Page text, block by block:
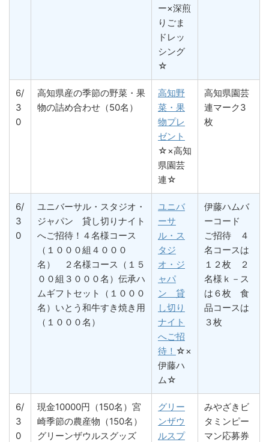
ー×深煎
りごま
ドレッ
シング
☆
6/
3
0
高知県産の季節の野菜・果
物の詰め合わせ（50名）
高知野
菜・果
物プレ
ゼント
☆×高知
県園芸
連☆
高知県園芸
連マーク3
枚
6/
3
0
ユニバーサル・スタジオ・
ジャパン 貸し切りナイト
へご招待！４名様コース
（１０００組４０００
名） ２名様コース（１５
００組３０００名）伝承ハ
ムギフトセット（１０００
名）いとう和牛すき焼き用
（１０００名）
ユニバ
ーサ
ル・ス
タジ
オ・ジ
ャパ
ン 貸
し切り
ナイト
へご招
待！ ☆×
伊藤ハ
ム☆
伊藤ハムバ
ーコード
ご招待 ４
名コースは
１２枚 ２
名様ｋ－ス
は６枚 食
品コースは
３枚
6/
3
0
現金10000円（150名）宮
崎季節の農産物（150名）
グリーンザウルスグッズ
グリー
ンザウ
ルスプ
みやざきビ
タミンピー
マン応募券